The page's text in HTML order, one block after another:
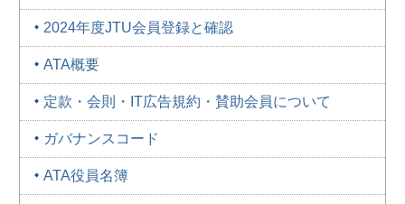
2024年度JTU会員登録と確認
ATA概要
定款・会則・IT広告規約・賛助会員について
ガバナンスコード
ATA役員名簿